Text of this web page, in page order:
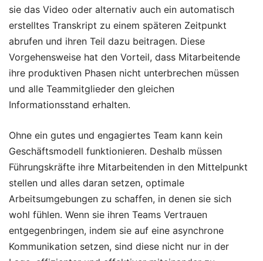
sie das Video oder alternativ auch ein automatisch
erstelltes Transkript zu einem späteren Zeitpunkt
abrufen und ihren Teil dazu beitragen. Diese
Vorgehensweise hat den Vorteil, dass Mitarbeitende
ihre produktiven Phasen nicht unterbrechen müssen
und alle Teammitglieder den gleichen
Informationsstand erhalten.
Ohne ein gutes und engagiertes Team kann kein
Geschäftsmodell funktionieren. Deshalb müssen
Führungskräfte ihre Mitarbeitenden in den Mittelpunkt
stellen und alles daran setzen, optimale
Arbeitsumgebungen zu schaffen, in denen sie sich
wohl fühlen. Wenn sie ihren Teams Vertrauen
entgegenbringen, indem sie auf eine asynchrone
Kommunikation setzen, sind diese nicht nur in der